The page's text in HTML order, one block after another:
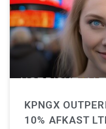
KPNGX
10% AFKAST